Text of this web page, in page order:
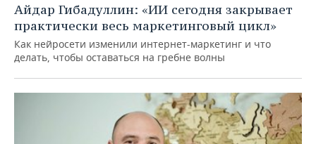
Айдар Гибадуллин: «ИИ сегодня закрывает
практически весь маркетинговый цикл»
Как нейросети изменили интернет-маркетинг и что
делать, чтобы оставаться на гребне волны